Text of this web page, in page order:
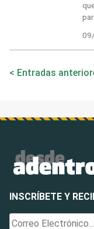
Navegación
Entradas
INSCRÍBETE Y